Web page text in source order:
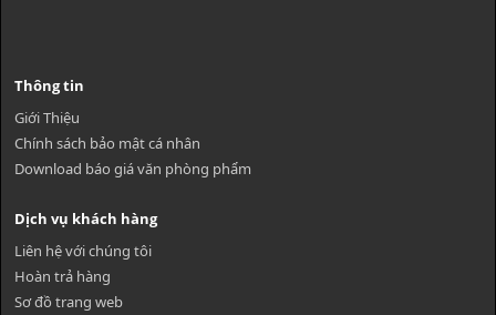
Thông tin
Giới Thiệu
Chính sách bảo mật cá nhân
Download báo giá văn phòng phẩm
Dịch vụ khách hàng
Liên hệ với chúng tôi
Hoàn trả hàng
Sơ đồ trang web